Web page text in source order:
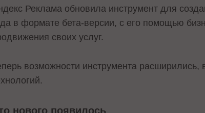
Реклама обновила инструмент для
в формате бета-версии, с его помощью
своих услуг.
возможности инструмента
нового появилось